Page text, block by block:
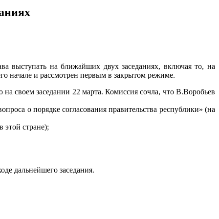
выступать на ближайших двух заседаниях, включая то, на
начале и рассмотрен первым в закрытом режиме.
своем заседании 22 марта. Комиссия сочла, что В.Воробьев
о порядке согласования правительства республики» (на
этой стране);
дальнейшего заседания.